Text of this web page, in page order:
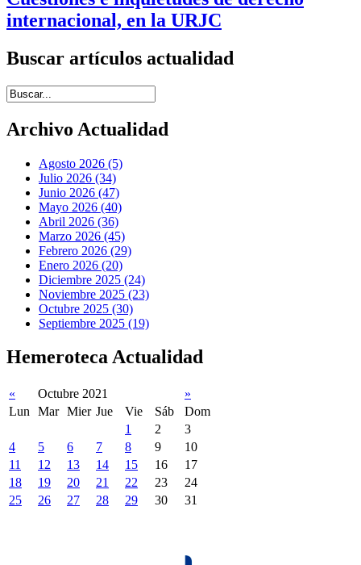
internacional, en la URJC
Buscar artículos actualidad
Introduce términos de búsqueda
Archivo Actualidad
Agosto 2026 (5)
Julio 2026 (34)
Junio 2026 (47)
Mayo 2026 (40)
Abril 2026 (36)
Marzo 2026 (45)
Febrero 2026 (29)
Enero 2026 (20)
Diciembre 2025 (24)
Noviembre 2025 (23)
Octubre 2025 (30)
Septiembre 2025 (19)
Hemeroteca Actualidad
« Octubre 2021
»
Lun
Mar Mier Jue Vie Sáb
Dom
1
2
3
4
5 6 7 8 9
10
11
12 13 14 15 16
17
18
19 20 21 22 23
24
25
26 27 28 29 30 31